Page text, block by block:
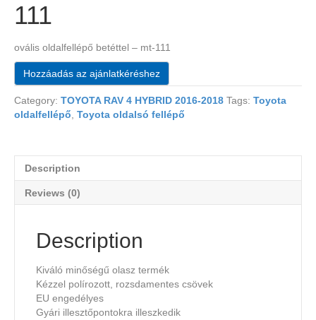
111
ovális oldalfellépő betéttel – mt-111
Hozzáadás az ajánlatkéréshez
Category: TOYOTA RAV 4 HYBRID 2016-2018 Tags: Toyota
oldalfellépő, Toyota oldalsó fellépő
Description
Reviews (0)
Description
Kiváló minőségű olasz termék
Kézzel polírozott, rozsdamentes csövek
EU engedélyes
Gyári illesztőpontokra illeszkedik